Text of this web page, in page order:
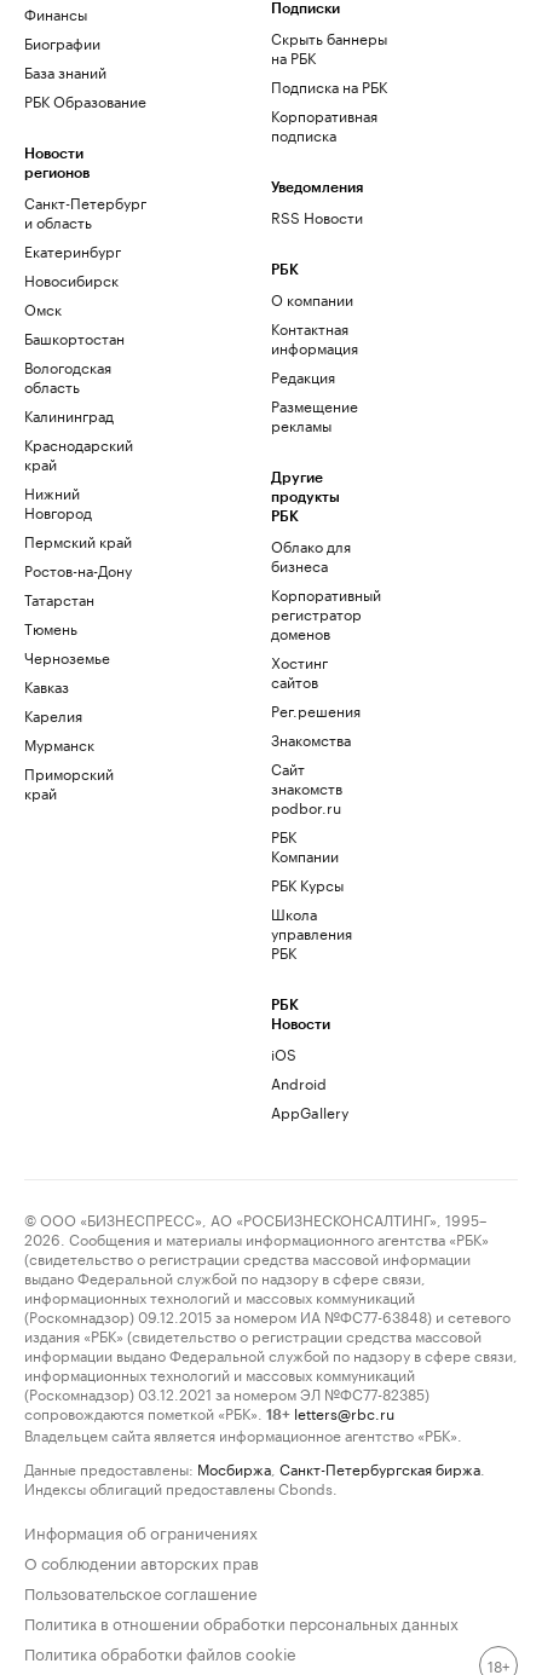
Финансы
Биографии
База знаний
РБК Образование
Новости
регионов
Санкт-Петербург
и область
Екатеринбург
Новосибирск
Омск
Башкортостан
Вологодская
область
Калининград
Краснодарский
край
Нижний
Новгород
Пермский край
Ростов-на-Дону
Татарстан
Тюмень
Черноземье
Кавказ
Карелия
Мурманск
Приморский
край
Подписки
Скрыть баннеры
на РБК
Подписка на РБК
Корпоративная
подписка
Уведомления
RSS Новости
РБК
О компании
Контактная
информация
Редакция
Размещение
рекламы
Другие
продукты
РБК
Облако для
бизнеса
Корпоративный
регистратор
доменов
Хостинг
сайтов
Рег.решения
Знакомства
Сайт
знакомств
podbor.ru
РБК
Компании
РБК Курсы
Школа
управления
РБК
РБК
Новости
iOS
Android
AppGallery
© ООО «БИЗНЕСПРЕСС», АО «РОСБИЗНЕСКОНСАЛТИНГ», 1995–
2026. Сообщения и материалы информационного агентства «РБК»
(свидетельство о регистрации средства массовой информации
выдано Федеральной службой по надзору в сфере связи,
информационных технологий и массовых коммуникаций
(Роскомнадзор) 09.12.2015 за номером ИА №ФС77-63848) и сетевого
издания «РБК» (свидетельство о регистрации средства массовой
информации выдано Федеральной службой по надзору в сфере связи,
информационных технологий и массовых коммуникаций
(Роскомнадзор) 03.12.2021 за номером ЭЛ №ФС77-82385)
сопровождаются пометкой «РБК».
18+ letters@rbc.ru
Владельцем сайта является информационное агентство «РБК».
Данные предоставлены: Мосбиржа Санкт-Петербургская биржа
Индексы облигаций предоставлены Cbonds.
Информация об ограничениях
О соблюдении авторских прав
Пользовательское соглашение
Политика в отношении обработки персональных данных
Политика обработки файлов cookie
18+